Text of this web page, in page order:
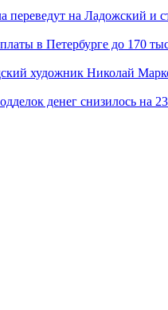
переведут на Ладожский и
в Петербурге до 170
художник Николай
денег снизилось на